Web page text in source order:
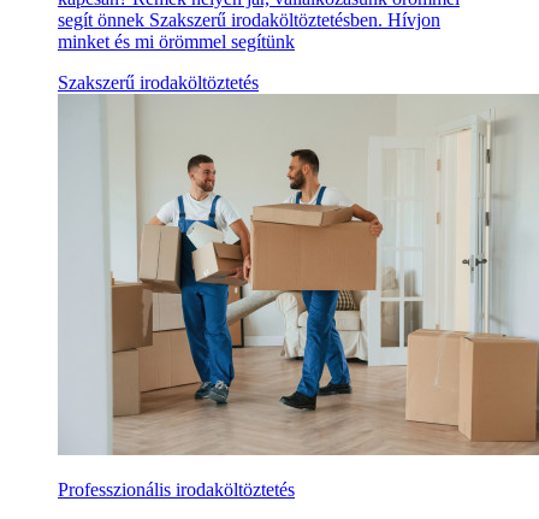
segít önnek Szakszerű irodaköltöztetésben. Hívjon
minket és mi örömmel segítünk
Szakszerű irodaköltöztetés
Professzionális irodaköltöztetés